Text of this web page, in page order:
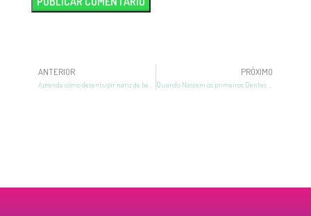
ANTERIOR
Aprenda como desentupir nariz de bebê: aprenda a forma correta
PRÓXIMO
Quando Nascem os primeiros Dentes Dos Bebês?